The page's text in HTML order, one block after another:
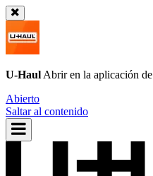
U-Haul Abrir en la aplicación de
Abierto
Saltar al contenido